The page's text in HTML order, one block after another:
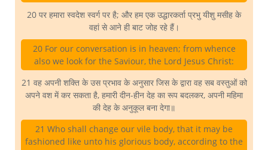
20 पर हमारा स्वदेश स्वर्ग पर है; और हम एक उद्धारकर्ता प्रभु यीशु मसीह के
वहां से आने ही बाट जोह रहे हैं।
20 For our conversation is in heaven; from whence
also we look for the Saviour, the Lord Jesus Christ:
21 वह अपनी शक्ति के उस प्रभाव के अनुसार जिस के द्वारा वह सब वस्तुओं को
अपने वश में कर सकता है, हमारी दीन-हीन देह का रूप बदलकर, अपनी महिमा
की देह के अनुकूल बना देगा॥
21 Who shall change our vile body, that it may be
fashioned like unto his glorious body, according to the